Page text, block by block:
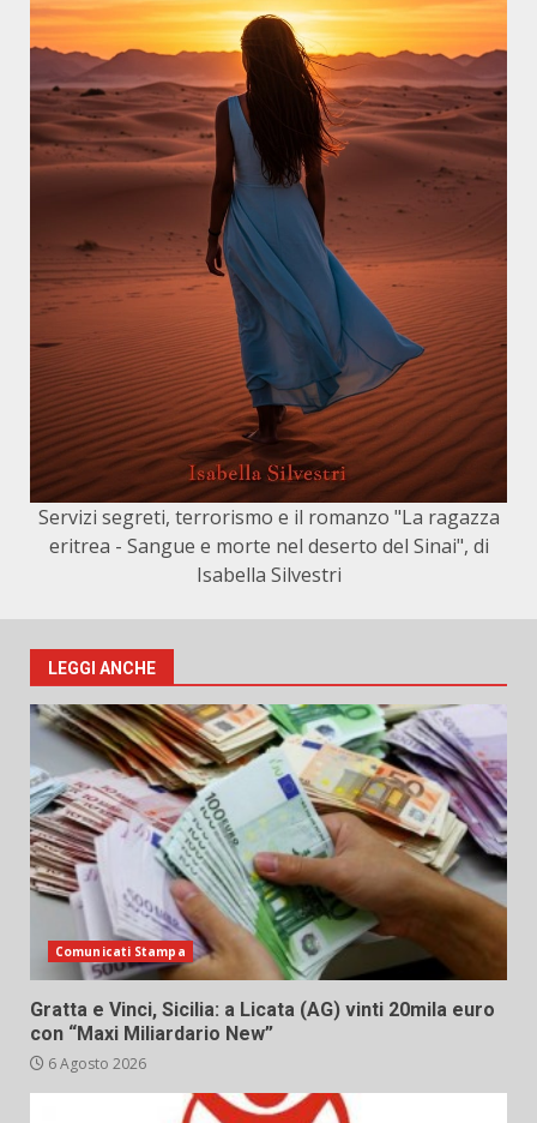
Servizi segreti, terrorismo e il romanzo "La ragazza
eritrea - Sangue e morte nel deserto del Sinai", di
Isabella Silvestri
LEGGI ANCHE
Comunicati Stampa
Gratta e Vinci, Sicilia: a Licata (AG) vinti 20mila euro
con “Maxi Miliardario New”
6 Agosto 2026